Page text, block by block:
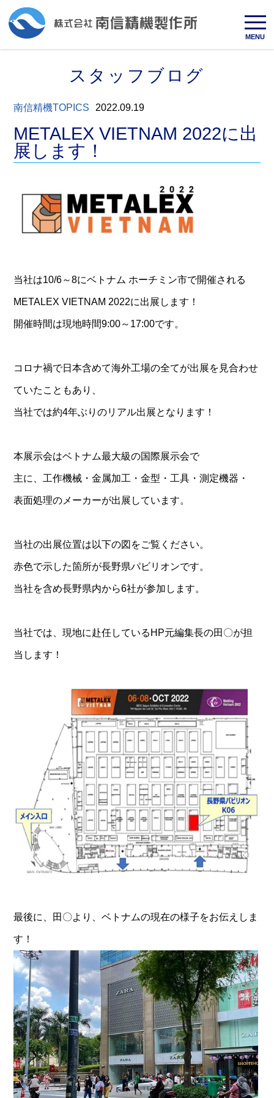
MENU
スタッフブログ
南信精機TOPICS 2022.09.19
METALEX VIETNAM 2022に出
展します！
当社は10/6～8にベトナム ホーチミン市で開催される
METALEX VIETNAM 2022に出展します！
開催時間は現地時間9:00～17:00です。
コロナ禍で日本含めて海外工場の全てが出展を見合わせ
ていたこともあり、
当社では約4年ぶりのリアル出展となります！
本展示会はベトナム最大級の国際展示会で
主に、工作機械・金属加工・金型・工具・測定機器・
表面処理のメーカーが出展しています。
当社の出展位置は以下の図をご覧ください。
赤色で示した箇所が長野県パビリオンです。
当社を含め長野県内から6社が参加します。
当社では、現地に赴任しているHP元編集長の田〇が担
当します！
最後に、田〇より、ベトナムの現在の様子をお伝えしま
す！